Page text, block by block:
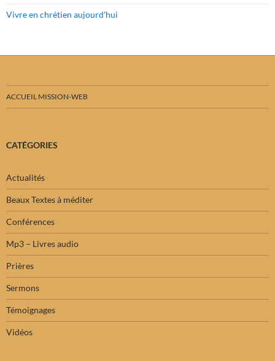
Vivre en chrétien aujourd'hui
ACCUEIL MISSION-WEB
CATÉGORIES
Actualités
Beaux Textes à méditer
Conférences
Mp3 – Livres audio
Prières
Sermons
Témoignages
Vidéos